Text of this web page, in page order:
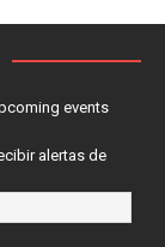
events
alertas de